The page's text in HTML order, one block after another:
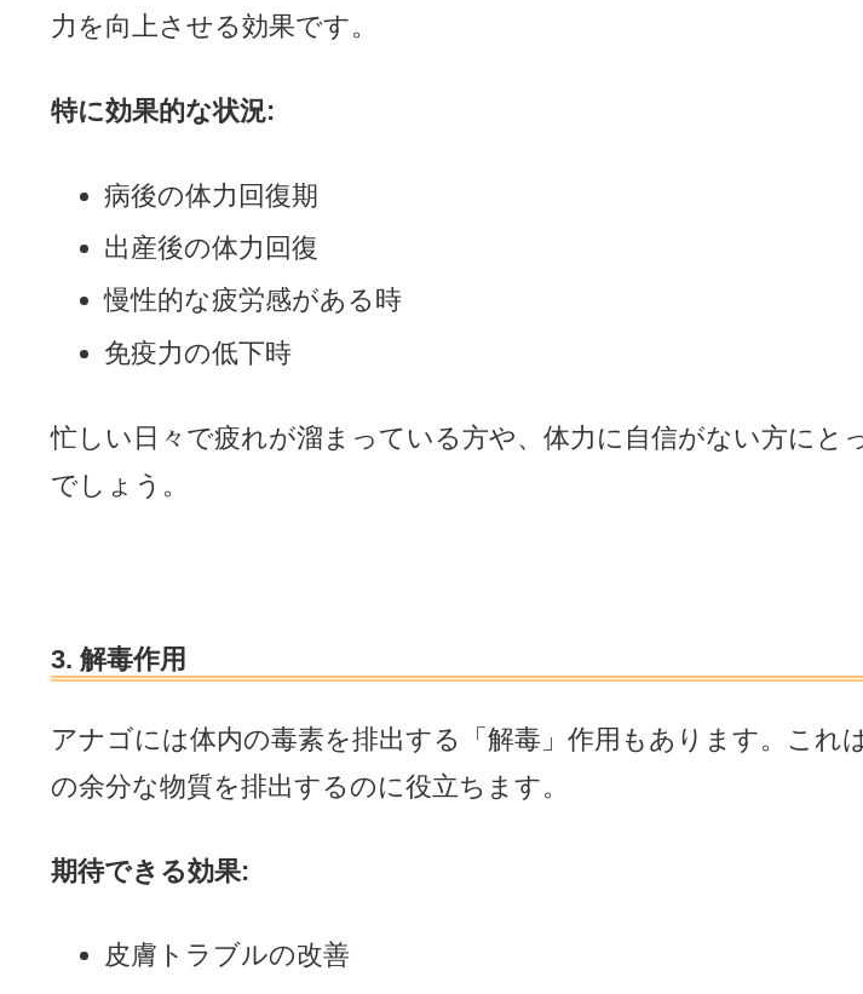
力を向上させる効果です。
特に効果的な状況:
病後の体力回復期
出産後の体力回復
慢性的な疲労感がある時
免疫力の低下時
忙しい日々で疲れが溜まっている方や、体力に自信がない方にと
でしょう。
3. 解毒作用
アナゴには体内の毒素を排出する「解毒」作用もあります。これ
の余分な物質を排出するのに役立ちます。
期待できる効果:
皮膚トラブルの改善